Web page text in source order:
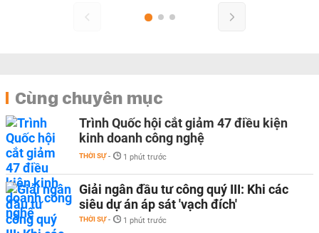
Cùng chuyên mục
Trình Quốc hội cắt giảm 47 điều kiện
kinh doanh công nghệ
THỜI SỰ - 1 phút trước
Giải ngân đầu tư công quý III: Khi các
siêu dự án áp sát 'vạch đích'
THỜI SỰ - 1 phút trước